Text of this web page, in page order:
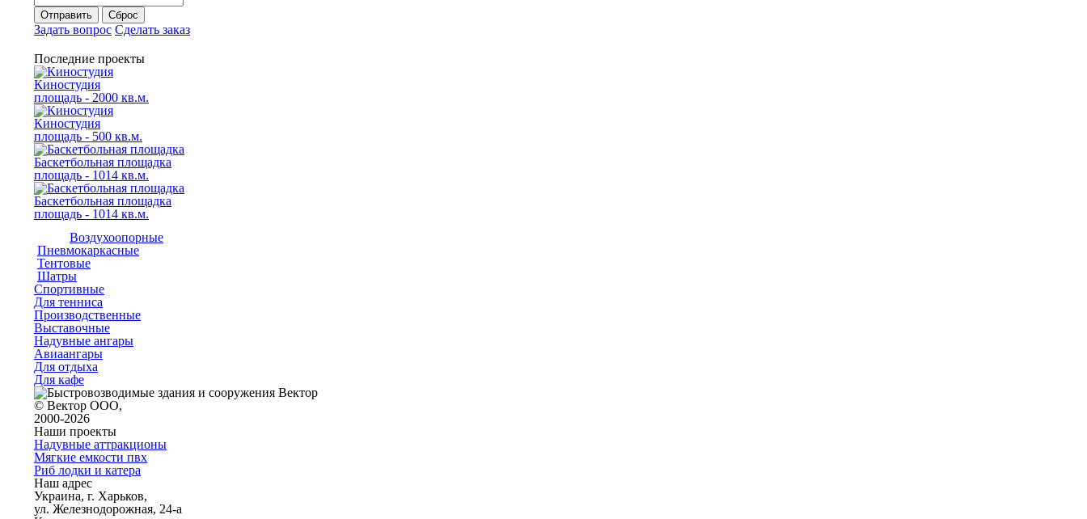
Отправить Сброс
Задать вопрос Сделать заказ
Последние проекты
Киностудия
площадь - 2000 кв.м.
Киностудия
площадь - 500 кв.м.
Баскетбольная площадка
площадь - 1014 кв.м.
Баскетбольная площадка
площадь - 1014 кв.м.
Воздухоопорные
Пневмокаркасные
Тентовые
Шатры
Спортивные
Для тенниса
Производственные
Выставочные
Надувные ангары
Авиаангары
Для отдыха
Для кафе
© Вектор ООО,
2000-2026
Наши проекты
Надувные аттракционы
Мягкие емкости пвх
Риб лодки и катера
Наш адрес
Украина, г. Харьков,
ул. Железнодорожная, 24-а